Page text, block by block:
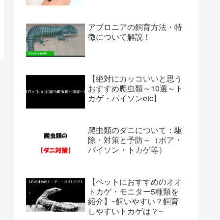
アブロニアの飼育方法・特
徴について解説！
【絶対にカッコいいと思う
おすすめ爬虫類～10選～ト
カゲ・パイソンetc】
爬虫類のダニについて：駆
除・対策と予防～（ボア・
パイソン・トカゲ等）
【ペットにおすすめのオオ
トカゲ・モニター5種類を
紹介】~飼いやすい？飼育
しやすいトカゲは？~